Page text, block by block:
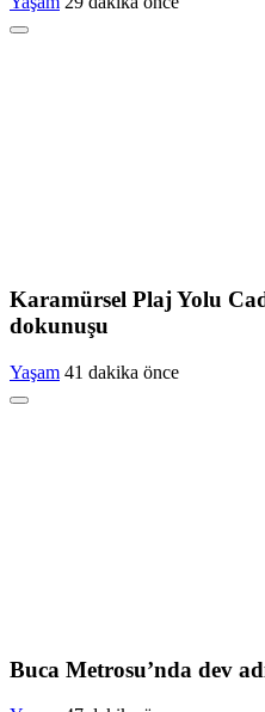
Karamürsel Plaj Yolu
dokunuşu
Yaşam 41 dakika önce
Buca Metrosu’nda dev